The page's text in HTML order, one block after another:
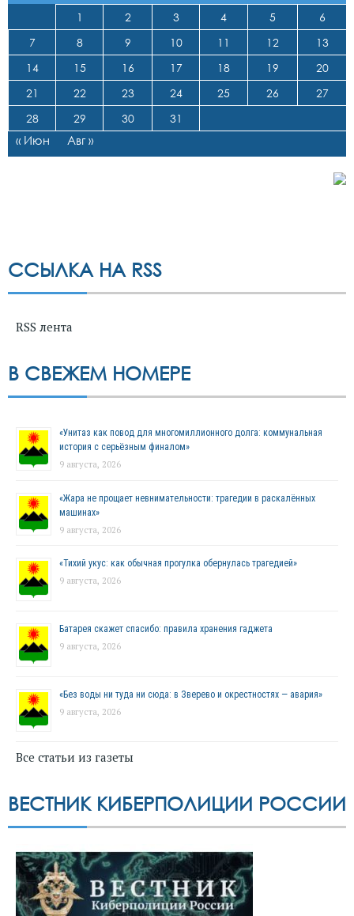
1 2 3 4 5
6
7
8 9 10 11 12
13
14
15 16 17 18 19
20
21
22 23 24 25 26
27
28
29 30 31
« Июн Авг »
ССЫЛКА НА RSS
RSS лента
В СВЕЖЕМ НОМЕРЕ
«Унитаз как повод для многомиллионного долга: коммунальная
история с серьёзным финалом»
9 августа, 2026
«Жара не прощает невнимательности: трагедии в раскалённых
машинах»
9 августа, 2026
«Тихий укус: как обычная прогулка обернулась трагедией»
9 августа, 2026
Батарея скажет спасибо: правила хранения гаджета
9 августа, 2026
«Без воды ни туда ни сюда: в Зверево и окрестностях — авария»
9 августа, 2026
Все статьи из газеты
ВЕСТНИК КИБЕРПОЛИЦИИ РОССИИ